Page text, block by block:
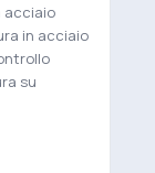
acciaio
in acciaio
su